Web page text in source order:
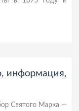
информация,
Святого Марка —